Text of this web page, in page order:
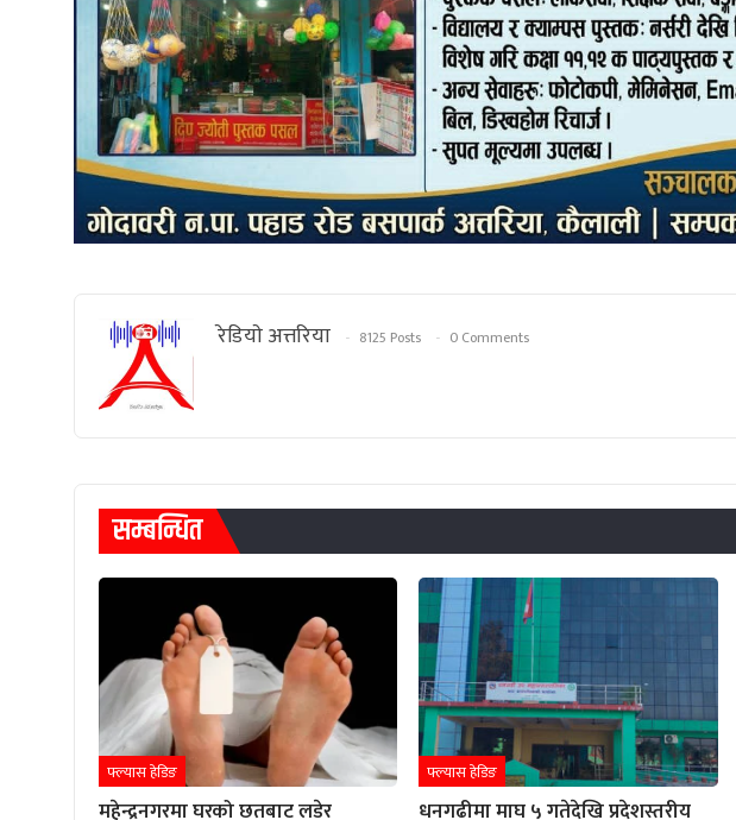
रेडियाे अत्तरिया 8125 Posts 0 Comments
सम्बन्धित
फ्ल्यास हेडिङ
महेन्द्रनगरमा घरको छतबाट लडेर
फ्ल्यास हेडिङ
धनगढीमा माघ ५ गतेदेखि प्रदेशस्तरीय